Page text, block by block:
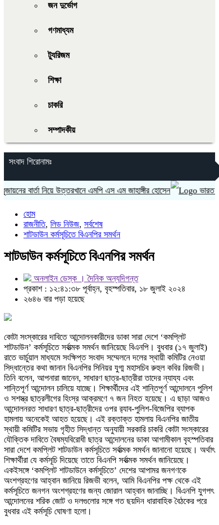
জন দুর্ভোগ
গণমাধ্যম
ট্যুরিজম
শিক্ষা
চাকরি
সম্পাদকীয়
সংবাদ শিরোনামঃ
বার্তা নিয়ে উত্তরখানে এমপি এস এম জাহাঙ্গীর হোসেন ভারত
হোম
রাজনীতি, লিড নিউজ, সর্বশেষ
শাটডাউন কর্মসূচিতে বিএনপির সমর্থন
শাটডাউন কর্মসূচিতে বিএনপির সমর্থন
অনলাইন ডেস্ক । দৈনিক অন্যদিগন্ত
প্রকাশ : ১২:৪১:৩৮ পূর্বাহ্ন, বৃহস্পতিবার, ১৮ জুলাই ২০২৪
২৬৪৬ বার পড়া হয়েছে
কোটা সংস্কারের দাবিতে আন্দোলনকারীদের ডাকা সারা দেশে ‘কমপ্লিট
শাটডাউন’ কর্মসূচিতে সর্বাত্মক সমর্থন জানিয়েছে বিএনপি। বুধবার (১৭ জুলাই)
রাতে ভার্চুয়াল মাধ্যমে সংক্ষিপ্ত সংবাদ সম্মেলনে দলের স্থায়ী কমিটির নেওয়া
সিদ্ধান্তের কথা জানান বিএনপির সিনিয়র যুগ্ম মহাসচিব রুহুল কবির রিজভী।
তিনি বলেন, আপনারা জানেন, সাধারণ ছাত্র-ছাত্রীরা তাদের ন্যায্য এবং
শান্তিপূর্ণ আন্দোলন চালিয়ে যাচ্ছে। শিক্ষার্থীদের এই শান্তিপূর্ণ আন্দোলনে পুলিশ
ও সশস্ত্র ছাত্রলীগের হিংস্র আক্রমণে ৭ জন নিহত হয়েছে। এ ছাড়া আজও
আন্দোলনরত সাধারণ ছাত্র-ছাত্রীদের ওপর র‌্যাব-পুলিশ-বিজেপির ব্যাপক
হামলায় অনেকেই আহত হয়েছে। এই রক্তাক্ত হামলায় বিএনপির জাতীয়
স্থায়ী কমিটির সভায় গৃহীত সিদ্ধান্ত অনুযায়ী সরকারি চাকরি কোটা সংস্কারের
যৌক্তিক দাবিতে বৈষম্যবিরোধী ছাত্র আন্দোলনের ডাকা আগামীকাল বৃহস্পতিবার
সারা দেশে কমপ্লিট শাটডাউন কর্মসূচিতে সর্বাত্মক সমর্থন জানানো হয়েছে। অর্থাৎ
শিক্ষার্থীরা যে কর্মসূচি দিয়েছে তাতে বিএনপি সর্বাত্মক সমর্থন জানিয়েছে।
একইসঙ্গে ‘কমপ্লিট শাটডাউনে কর্মসূচিতে’ দেশের আপামর জনগণকে
অংশগ্রহণের আহ্বান জানিয়ে রিজভী বলেন, আমি বিএনপির পক্ষ থেকে এই
কর্মসূচিতে জনগন অংশগ্রহণের জন্য জোরাল আহ্বান জানাচ্ছি। বিএনপি যুগপৎ
আন্দোলনের শরিক জোট ও দলগুলোর সঙ্গে গত ছয়দিন ধারাবাহিক বৈঠকের পরে
বুধবার এই কর্মসূচি ঘোষণা হলো।